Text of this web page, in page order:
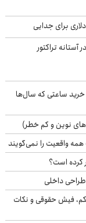
تراکتور
ساعتی که سال‌ها
نوین و کم خطر)
واقعیت را نمی‌گویند
طراحی داخلی
فیش حقوقی و نکات